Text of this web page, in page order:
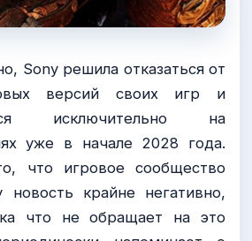
Sony решила отказаться от
версий своих игр и
исключительно на
уже в начале 2028 года.
что игровое сообщество
новость крайне негативно,
что не обращает на это